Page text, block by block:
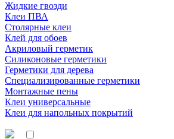
Жидкие гвозди
Клеи ПВА
Столярные клеи
Клей для обоев
Акриловый герметик
Силиконовые герметики
Герметики для дерева
Специализированные герметики
Монтажные пены
Клеи универсальные
Клеи для напольных покрытий